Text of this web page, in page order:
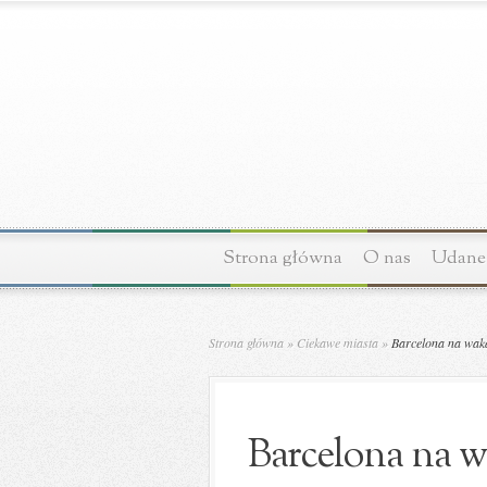
Strona główna O nas
Strona główna » Ciekawe miasta » Barcelona na
Barcelona na